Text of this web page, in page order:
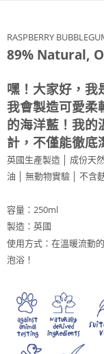
7-11取貨付款
付款後7-11取貨
每筆NT$85，滿
宅配
每筆NT$85，滿
RASPBERRY
89% Natural,
嘿！大家好，我
我會製造可愛柔
的海洋藍！我的
計，不僅能徹底
英國生產製造 │ 成份天
油 │ 無動物實驗 │ 不含
容量：250ml
製造：英國
使用方式：在溫暖流動
泡浴！